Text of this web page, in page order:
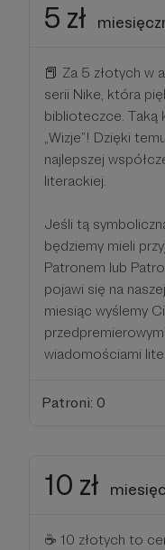
5 zł
📕 Za 5 złotych w
serii Nike, która
biblioteczce. Taką
„Wizje”! Dzięki
najlepszej
literackiej.
Jeśli tą
będziemy mieli
Patronem lub
pojawi się na
miesiąc wyślemy
wiadomościami
Patroni: 0
10 zł
☕ 10 złotych to